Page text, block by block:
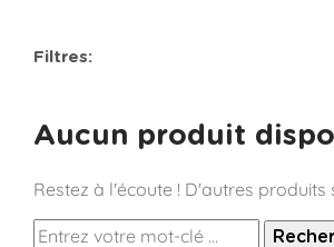
Filtres:
Aucun produit
Restez à l'écoute ! D'autres